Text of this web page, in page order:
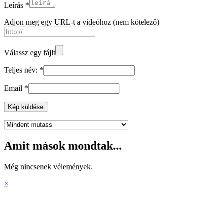
Leírás *
Adjon meg egy URL-t a videóhoz (nem kötelező)
Válassz egy fájlt
Teljes név: *
Email *
Kép küldése
Amit mások mondtak...
Még nincsenek vélemények.
×